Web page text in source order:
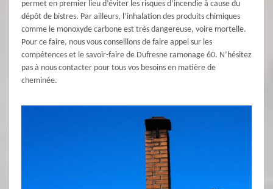
permet en premier lieu d’éviter les risques d’incendie à cause du
dépôt de bistres. Par ailleurs, l’inhalation des produits chimiques
comme le monoxyde carbone est très dangereuse, voire mortelle.
Pour ce faire, nous vous conseillons de faire appel sur les
compétences et le savoir-faire de Dufresne ramonage 60. N’hésitez
pas à nous contacter pour tous vos besoins en matière de
cheminée.